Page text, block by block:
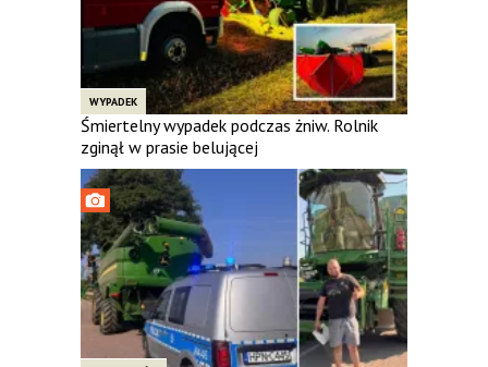
WYPADEK
Śmiertelny wypadek podczas żniw. Rolnik
zginął w prasie belującej